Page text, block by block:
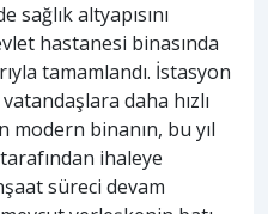
sağlık altyapısını
hastanesi binasında
tamamlandı. İstasyon
daha hızlı
modern binanın, bu yıl
ihaleye
süreci devam